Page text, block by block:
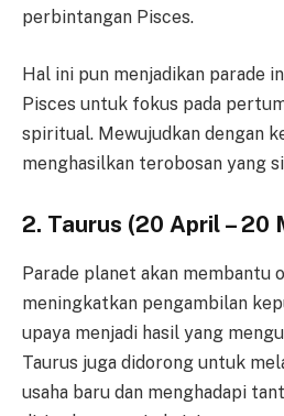
perbintangan Pisces.
Hal ini pun menjadikan parade
Pisces untuk fokus pada
spiritual. Mewujudkan dengan
menghasilkan terobosan yang
2. Taurus (20 April – 20
Parade planet akan membantu
meningkatkan pengambilan
upaya menjadi hasil yang
Taurus juga didorong untuk
usaha baru dan menghadapi